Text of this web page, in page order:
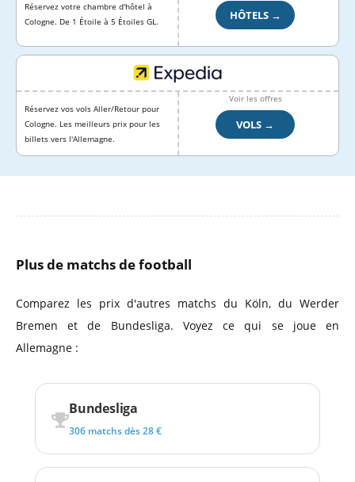
Réservez votre chambre d'hôtel à
Cologne. De 1 Étoile à 5 Étoiles GL.
HÔTELS →
Réservez vos vols Aller/Retour pour
Cologne. Les meilleurs prix pour les
billets vers l'Allemagne.
Voir les offres
VOLS →
Plus de matchs de football
Comparez les prix d'autres matchs du Köln, du Werder
Bremen et de Bundesliga. Voyez ce qui se joue en
Allemagne :
Bundesliga
306 matchs dès 28 €